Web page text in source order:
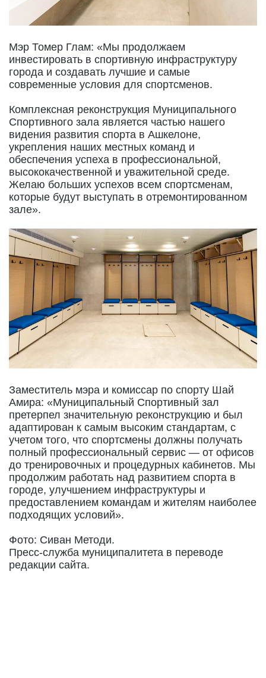
Мэр Томер Глам: «Мы продолжаем
инвестировать в спортивную инфраструктуру
города и создавать лучшие и самые
современные условия для спортсменов.
Комплексная реконструкция Муниципального
Спортивного зала является частью нашего
видения развития спорта в Ашкелоне,
укрепления наших местных команд и
обеспечения успеха в профессиональной,
высококачественной и уважительной среде.
Желаю больших успехов всем спортсменам,
которые будут выступать в отремонтированном
зале».
Заместитель мэра и комиссар по спорту Шай
Амира: «Муниципальный Спортивный зал
претерпел значительную реконструкцию и был
адаптирован к самым высоким стандартам, с
учетом того, что спортсмены должны получать
полный профессиональный сервис — от офисов
до тренировочных и процедурных кабинетов. Мы
продолжим работать над развитием спорта в
городе, улучшением инфраструктуры и
предоставлением командам и жителям наиболее
подходящих условий».
Фото: Сиван Методи.
Пресс-служба муниципалитета в переводе
редакции сайта.